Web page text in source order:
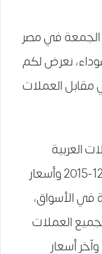
الجمعة في مصر
نعرض لكم
مقابل العملات
العربية
والعالمية، نشرة الإقتصاد اليوم 18-12-2015 وأسعار
في الأسواق،
العملات
أسعار